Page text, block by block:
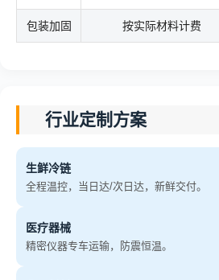
包装加固 按实际材料计费
行业定制方案
生鲜冷链
全程温控，当日达/次日达，新鲜交付。
医疗器械
精密仪器专车运输，防震恒温。